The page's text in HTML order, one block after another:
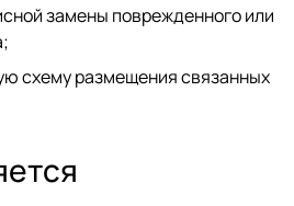
замены поврежденного или
схему размещения связанных